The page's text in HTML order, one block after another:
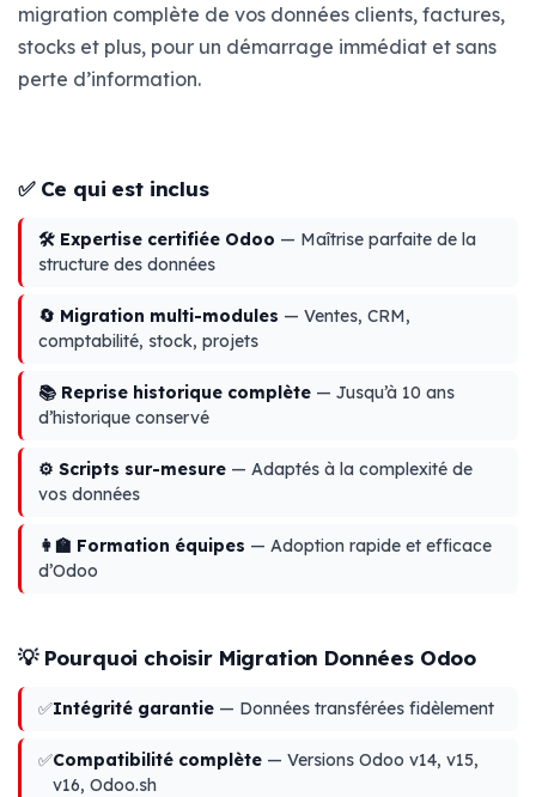
migration complète de vos données clients, factures,
stocks et plus, pour un démarrage immédiat et sans
perte d’information.
✅ Ce qui est inclus
🛠️ Expertise certifiée Odoo — Maîtrise parfaite de la
structure des données
🔄 Migration multi-modules — Ventes, CRM,
comptabilité, stock, projets
📚 Reprise historique complète — Jusqu’à 10 ans
d’historique conservé
⚙️ Scripts sur-mesure — Adaptés à la complexité de
vos données
👩‍🏫 Formation équipes — Adoption rapide et efficace
d’Odoo
💡 Pourquoi choisir Migration Données Odoo
✅Intégrité garantie — Données transférées fidèlement
✅Compatibilité complète — Versions Odoo v14, v15,
v16, Odoo.sh